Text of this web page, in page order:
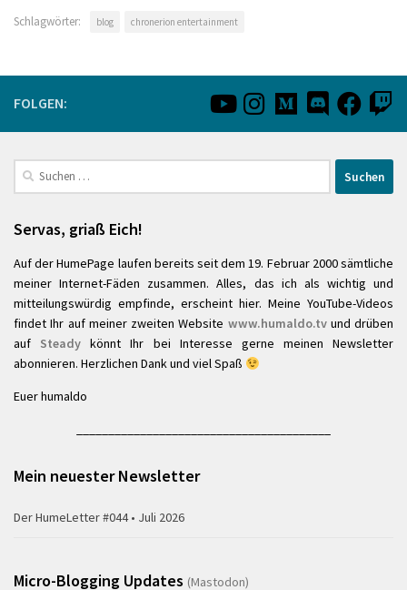
Schlagwörter: blog chronerion entertainment
FOLGEN:
Suchen
nach:
Servas, griaß Eich!
Auf der HumePage laufen bereits seit dem 19. Februar 2000 sämtliche
meiner Internet-Fäden zusammen. Alles, das ich als wichtig und
mitteilungswürdig empfinde, erscheint hier. Meine YouTube-Videos
findet Ihr auf meiner zweiten Website www.humaldo.tvund drüben
auf Steady könnt Ihr bei Interesse gerne meinen Newsletter
abonnieren. Herzlichen Dank und viel Spaß
Euer humaldo
Mein neuester Newsletter
Der HumeLetter #044 • Juli 2026
Micro-Blogging Updates (Mastodon)